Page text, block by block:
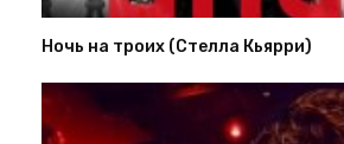
Ночь на троих (Стелла Кьярри)